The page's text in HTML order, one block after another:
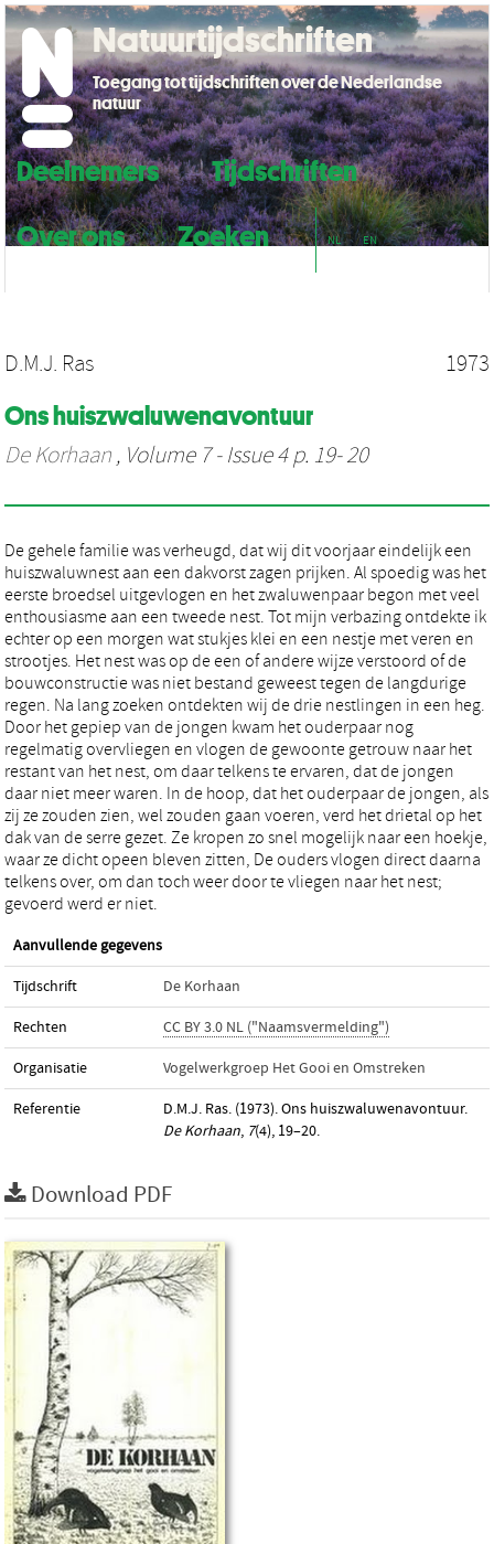
Deelnemers
Tijdschriften
Over ons
Zoeken NL EN
Natuurtijdschriften
Toegang tot tijdschriften over de Nederlandse
natuur
D.M.J. Ras 1973
Ons huiszwaluwenavontuur
De Korhaan , Volume 7 - Issue 4 p. 19- 20
De gehele familie was verheugd, dat wij dit voorjaar eindelijk een
huiszwaluwnest aan een dakvorst zagen prijken. Al spoedig was het
eerste broedsel uitgevlogen en het zwaluwenpaar begon met veel
enthousiasme aan een tweede nest. Tot mijn verbazing ontdekte ik
echter op een morgen wat stukjes klei en een nestje met veren en
strootjes. Het nest was op de een of andere wijze verstoord of de
bouwconstructie was niet bestand geweest tegen de langdurige
regen. Na lang zoeken ontdekten wij de drie nestlingen in een heg.
Door het gepiep van de jongen kwam het ouderpaar nog
regelmatig overvliegen en vlogen de gewoonte getrouw naar het
restant van het nest, om daar telkens te ervaren, dat de jongen
daar niet meer waren. In de hoop, dat het ouderpaar de jongen, als
zij ze zouden zien, wel zouden gaan voeren, verd het drietal op het
dak van de serre gezet. Ze kropen zo snel mogelijk naar een hoekje,
waar ze dicht opeen bleven zitten, De ouders vlogen direct daarna
telkens over, om dan toch weer door te vliegen naar het nest;
gevoerd werd er niet.
Aanvullende gegevens
Tijdschrift De Korhaan
Rechten CC BY 3.0 NL ("Naamsvermelding")
Organisatie Vogelwerkgroep Het Gooi en Omstreken
Referentie
D.M.J. Ras. (1973). Ons huiszwaluwenavontuur.
De Korhaan, 7(4), 19–20.
Download PDF